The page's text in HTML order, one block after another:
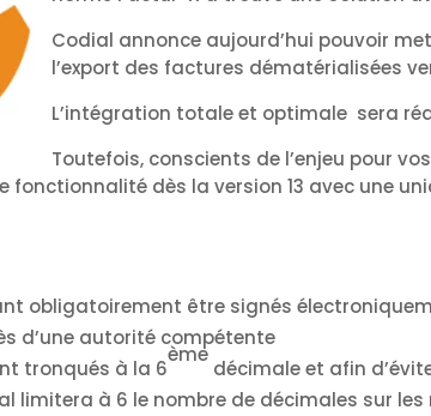
Codial annonce aujourd’hui pouvoir
l’export des factures dématérialisées
L’intégration totale et optimale sera
Toutefois, conscients de l’enjeu pour
fonctionnalité dès la version 13 avec une
obligatoirement être signés
d’une autorité compétente
tronqués à la 6
ème
décimale et afin
limitera à 6 le nombre de décimales sur